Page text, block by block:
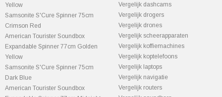
Yellow
Samsonite S'Cure Spinner 75cm
Crimson Red
American Tourister Soundbox
Expandable Spinner 77cm Golden
Yellow
Samsonite S'Cure Spinner 75cm
Dark Blue
American Tourister Soundbox
Vergelijk dashcams
Vergelijk drogers
Vergelijk drones
Vergelijk scheerapparaten
Vergelijk koffiemachines
Vergelijk koptelefoons
Vergelijk laptops
Vergelijk navigatie
Vergelijk routers